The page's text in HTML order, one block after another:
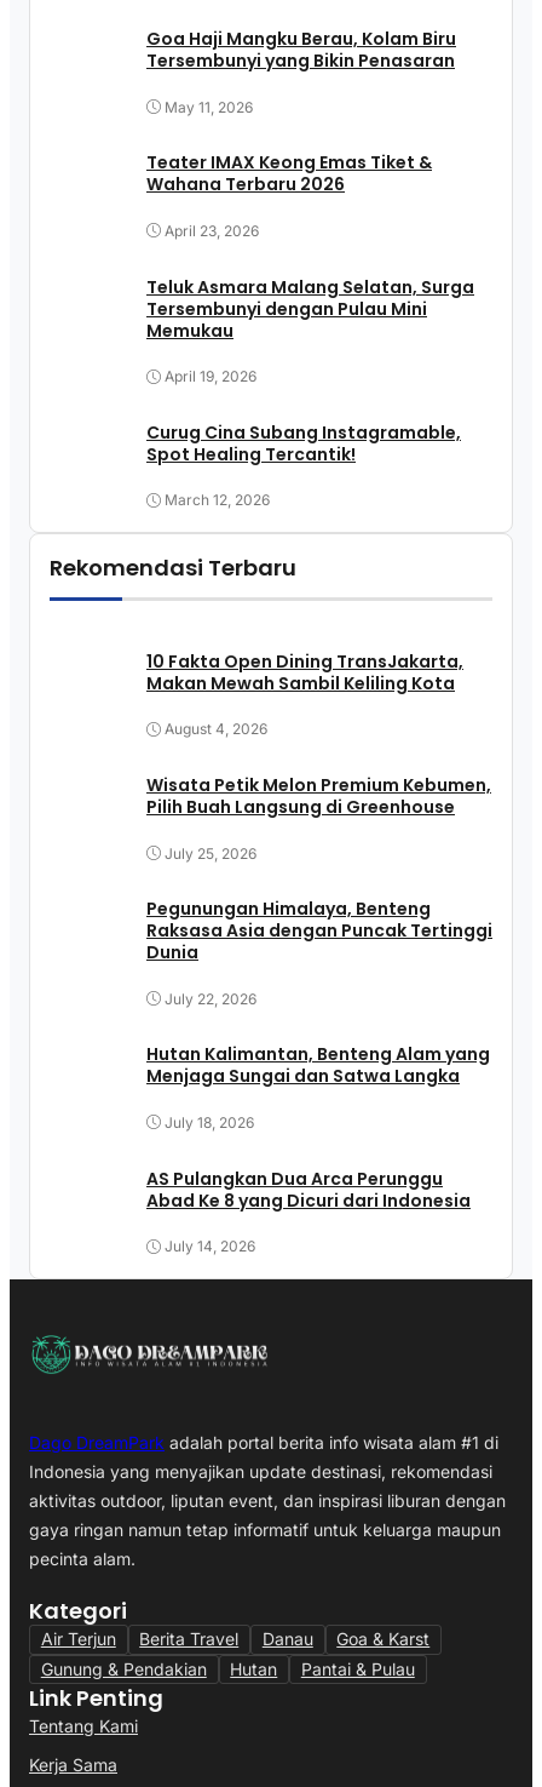
Goa Haji Mangku Berau, Kolam Biru
Tersembunyi yang Bikin Penasaran
May 11, 2026
Teater IMAX Keong Emas Tiket &
Wahana Terbaru 2026
April 23, 2026
Teluk Asmara Malang Selatan, Surga
Tersembunyi dengan Pulau Mini
Memukau
April 19, 2026
Curug Cina Subang Instagramable,
Spot Healing Tercantik!
March 12, 2026
Rekomendasi Terbaru
10 Fakta Open Dining TransJakarta,
Makan Mewah Sambil Keliling Kota
August 4, 2026
Wisata Petik Melon Premium Kebumen,
Pilih Buah Langsung di Greenhouse
July 25, 2026
Pegunungan Himalaya, Benteng
Raksasa Asia dengan Puncak Tertinggi
Dunia
July 22, 2026
Hutan Kalimantan, Benteng Alam yang
Menjaga Sungai dan Satwa Langka
July 18, 2026
AS Pulangkan Dua Arca Perunggu
Abad Ke 8 yang Dicuri dari Indonesia
July 14, 2026
Dago DreamPark adalah portal berita info wisata alam #1 di
Indonesia yang menyajikan update destinasi, rekomendasi
aktivitas outdoor, liputan event, dan inspirasi liburan dengan
gaya ringan namun tetap informatif untuk keluarga maupun
pecinta alam.
Kategori
Air Terjun Berita Travel Danau
Goa & Karst
Gunung & Pendakian
Hutan Pantai & Pulau
Link Penting
Tentang Kami
Kerja Sama